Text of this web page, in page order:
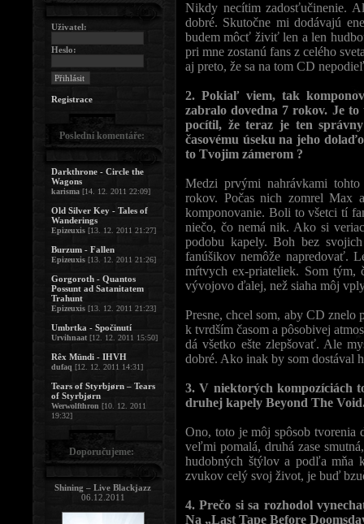
Nikdy necítim zadosťučinenie.
dobré. Skutočne mi dodávajú
budem môcť živiť len a len
pri mne zostanú fans z celého
aj preto, že sa na tom CD
2. Pokiaľ viem, tak
zabralo dovedna 7 rokov. Je
pocítil, že teraz je ten
časovému úseku na jeho
to Tvojim zámerom ?
Medzi prvými nahrávkami
rokov. Počas nich zomrel Max
komponovanie. Boli to všetci tí
niečo, čo nemá nik. Ako si
podobu kapely. Boh bez
fanúšikov nemôže napredovať.
mŕtvych ex-priateliek. Som tým,
vývojovo ďalej, než siaha môj
Presne, chcel som, aby CD znelo
k tvrdším časom a pôsobivej
dá všetko ešte zlepšovať. Ale
dobré. Ako inak by som dostával
3. V niektorých kompozíciách
druhej kapely Beyond The
Ono, toto je môj spôsob tvorenia
veľmi pomalá, druhá zase
hudobných štýlov a podľa mňa
zvukov celý svoj život, je buď
4. Prečo si sa rozhodol
Na „Last Tape Before
Uživatel:
Heslo:
Registrace
Poslední komentáře:
Darkthrone - Circle the
Wagons
karisma [14. 12. 2011 22:09]
Old Silver Key - Tales of
Wanderings
Epizeuxis [13. 12. 2011 21:27]
Burzum - Fallen
Epizeuxis [13. 12. 2011 21:26]
Gorgoroth - Quantos
Possunt ad Satanitatem
Trahunt
Epizeuxis [13. 12. 2011 21:23]
Umbrtka - Spočinutí
Urvihnaat [12. 12. 2011 15:50]
Rêx Mündi - IHVH
dufaq [12. 12. 2011 14:31]
Tears of Styrbjørn – Tears
of Styrbjørn
Werwolfthron [10. 12. 2011
19:32]
Doporučujeme:
Shining – Live Blackjazz
06.12.2011